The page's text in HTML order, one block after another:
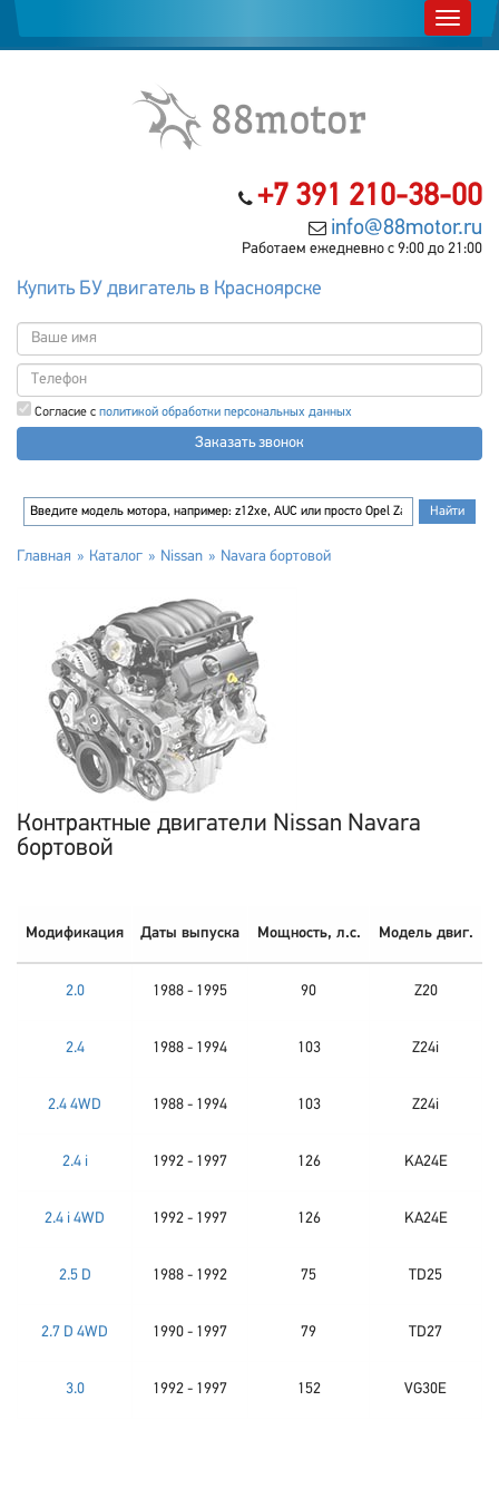
+7 391 210-38-00
info@88motor.ru
Работаем ежедневно с 9:00 до 21:00
Купить БУ двигатель в Красноярске
Согласие с политикой обработки персональных данных
Заказать звонок
Главная Каталог Nissan Navara бортовой
Контрактные двигатели Nissan Navara
бортовой
Модификация Даты выпуска Мощность, л.с. Модель двиг.
2.0 1988 - 1995 90 Z20
2.4 1988 - 1994 103 Z24i
2.4 4WD 1988 - 1994 103 Z24i
2.4 i 1992 - 1997 126 KA24E
2.4 i 4WD 1992 - 1997 126 KA24E
2.5 D 1988 - 1992 75 TD25
2.7 D 4WD 1990 - 1997 79 TD27
3.0 1992 - 1997 152 VG30E